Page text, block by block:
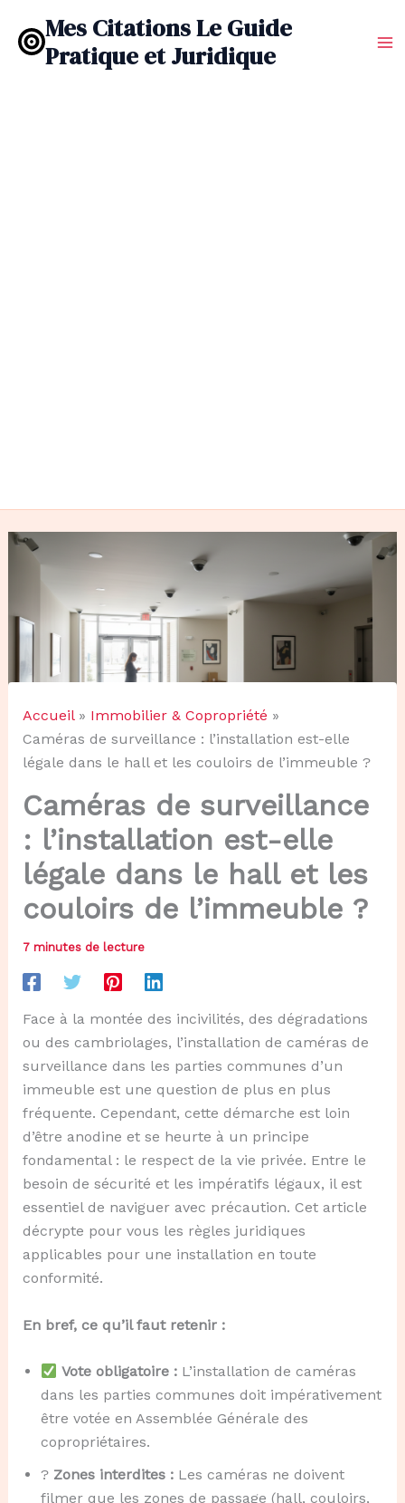
contenu
Mes Citations Le Guide
Pratique et Juridique
Accueil
Immobilier & Copropriété
Caméras de surveillance : l’installation est-elle
légale dans le hall et les couloirs de l’immeuble ?
Caméras de surveillance
: l’installation est-elle
légale dans le hall et les
couloirs de l’immeuble ?
7 minutes de lecture
Face à la montée des incivilités, des dégradations
ou des cambriolages, l’installation de caméras de
surveillance dans les parties communes d’un
immeuble est une question de plus en plus
fréquente. Cependant, cette démarche est loin
d’être anodine et se heurte à un principe
fondamental : le respect de la vie privée. Entre le
besoin de sécurité et les impératifs légaux, il est
essentiel de naviguer avec précaution. Cet article
décrypte pour vous les règles juridiques
applicables pour une installation en toute
conformité.
En bref, ce qu’il faut retenir :
Vote obligatoire :L’installation de caméras
dans les parties communes doit impérativement
être votée en Assemblée Générale des
copropriétaires.
? Zones interdites :Les caméras ne doivent
filmer que les zones de passage (hall, couloirs,